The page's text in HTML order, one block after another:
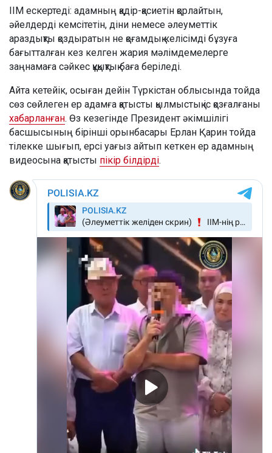
ІІМ ескертеді: адамның қадір-қасиетін қорлайтын,
әйелдерді кемсітетін, діни немесе әлеуметтік
араздықты қоздыратын не қоғамдық келісімді бұзуға
бағытталған кез келген жария мәлімдемелерге
заңнамаға сәйкес құқықтық баға беріледі.
Айта кетейік, осыған дейін Түркістан облысында тойда
сөз сөйлеген ер адамға қатысты қылмыстық іс қозғалғаны
хабарланған. Өз кезегінде Президент әкімшілігі
басшысының бірінші орынбасары Ерлан Қарин тойда
тілекке шығып, ерсі уағыз айтып кеткен ер адамның
видеосына қатысты пікір білдірді.